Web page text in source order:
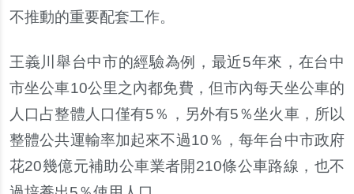
不推動的重要配套工作。
王義川舉台中市的經驗為例，最近5年來，在台中
市坐公車10公里之內都免費，但市內每天坐公車的
人口占整體人口僅有5％，另外有5％坐火車，所以
整體公共運輸率加起來不過10％，每年台中市政府
花20幾億元補助公車業者開210條公車路線，也不